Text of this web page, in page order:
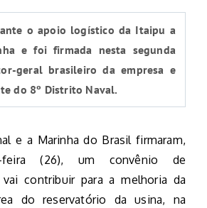
o apoio logístico da Itaipu a
e foi firmada nesta segunda
geral brasileiro da empresa e
do 8º Distrito Naval.
e a Marinha do Brasil firmaram,
feira (26), um convênio de
contribuir para a melhoria da
do reservatório da usina, na